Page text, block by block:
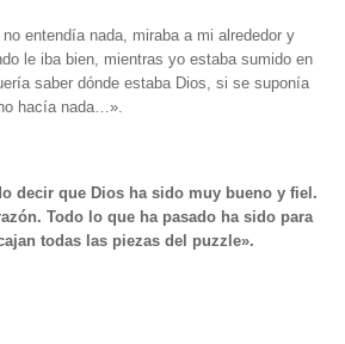
entendía nada, miraba a mi alrededor y
le iba bien, mientras yo estaba sumido en
saber dónde estaba Dios, si se suponía
hacía nada…».
decir que Dios ha sido muy bueno y fiel.
. Todo lo que ha pasado ha sido para
todas las piezas del puzzle».